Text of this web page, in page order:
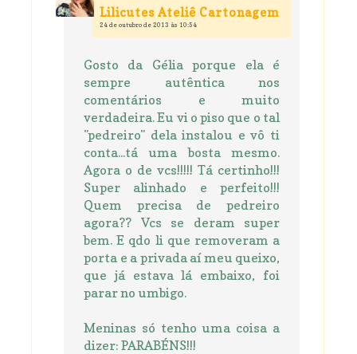
Lilicutes Ateliê Cartonagem
24 de outubro de 2013 às 10:54
Gosto da Gélia porque ela é
sempre autêntica nos
comentários e muito
verdadeira. Eu vi o piso que o tal
"pedreiro" dela instalou e vô ti
conta...tá uma bosta mesmo.
Agora o de vcs!!!!! Tá certinho!!!
Super alinhado e perfeito!!!
Quem precisa de pedreiro
agora?? Vcs se deram super
bem. E qdo li que removeram a
porta e a privada aí meu queixo,
que já estava lá embaixo, foi
parar no umbigo.
Meninas só tenho uma coisa a
dizer: PARABÉNS!!!